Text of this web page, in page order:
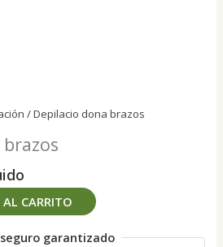
/ Depilacio dona brazos
CARRITO
garantizado